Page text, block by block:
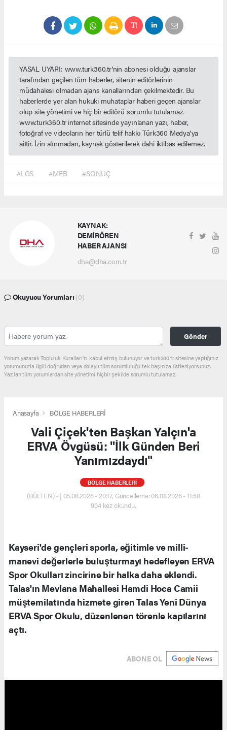
YASAL UYARI: www.turk360.tr'nin abonesi olduğu ajanslar
tarafından geçilen tüm haberler, sitenin editörlerinin
müdahalesi olmadan ajans kanallarından çekilmektedir. Bu
haberlerde yer alan hukuki muhataplar haberi geçen ajanslar
olup site yönetimi ve hiç bir editörü sorumlu tutulamaz.
www.turk360.tr internet sitesinde yayınlanan yazı, haber,
fotoğraf ve videoların her türlü telif hakkı Türk360 Medya'ya
aittir. İzin alınmadan, kaynak gösterilerek dahi iktibas edilemez.
#LGS #MEB #SONUÇ
KAYNAK:
DEMİRÖREN
HABER AJANSI
dha@dha.com.tr
Okuyucu Yorumları (0)
Gönder
Yorum yazarak Topluluk Kuralları’nı kabul etmiş bulunuyor ve turk360.tr sitesine yaptığınız
yorumunuzla ilgili doğrudan veya dolaylı tüm sorumluluğu tek başınıza üstleniyorsunuz.
Yazılan tüm yorumlardan site yönetimi hiçbir şekilde sorumlu tutulamaz.
Anasayfa BÖLGE HABERLERİ
Vali Çiçek'ten Başkan Yalçın'a
ERVA Övgüsü: "İlk Günden Beri
Yanımızdaydı"
BÖLGE HABERLERİ
(BÜLTEN) - | 05.08.2026 - 20:17, Güncelleme: 06.08.2026 - 11:58
904 kez okundu.
Kayseri'de gençleri sporla, eğitimle ve milli-
manevi değerlerle buluşturmayı hedefleyen ERVA
Spor Okulları zincirine bir halka daha eklendi.
Talas'ın Mevlana Mahallesi Hamdi Hoca Camii
müştemilatında hizmete giren Talas Yeni Dünya
ERVA Spor Okulu, düzenlenen törenle kapılarını
açtı.
ABONE OL